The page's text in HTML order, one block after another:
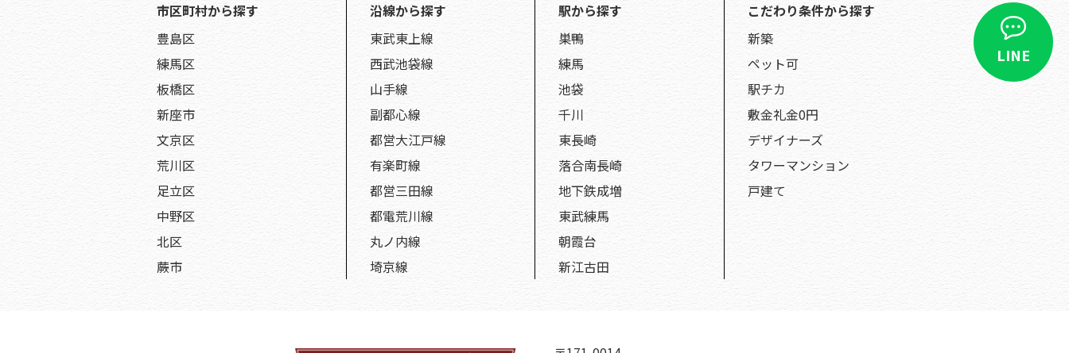
LINE
市区町村から探す
豊島区
練馬区
板橋区
新座市
文京区
荒川区
足立区
中野区
北区
蕨市
沿線から探す
東武東上線
西武池袋線
山手線
副都心線
都営大江戸線
有楽町線
都営三田線
都電荒川線
丸ノ内線
埼京線
駅から探す
巣鴨
練馬
池袋
千川
東長崎
落合南長崎
地下鉄成増
東武練馬
朝霞台
新江古田
こだわり条件から探す
新築
ペット可
駅チカ
敷金礼金0円
デザイナーズ
タワーマンション
戸建て